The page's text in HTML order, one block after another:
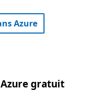
Azure
gratuit